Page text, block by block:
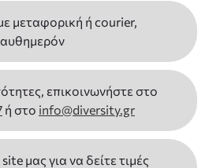
μεταφορική ή courier,
αυθημερόν
επικοινωνήστε στο
ή στο info@diversity.gr
μας για να δείτε τιμές